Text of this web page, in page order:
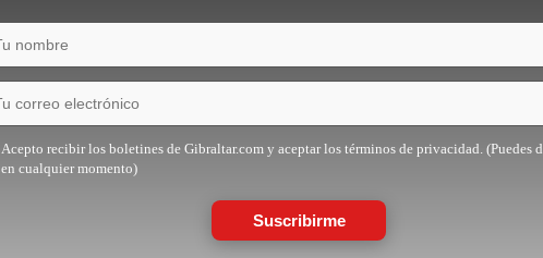
Acepto recibir los boletines de Gibraltar.com y aceptar los términos de privacidad. (Puedes
en cualquier momento)
Suscribirme